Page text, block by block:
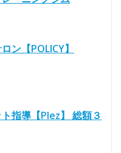
ン【POLICY】
指導【Plez】 総額３